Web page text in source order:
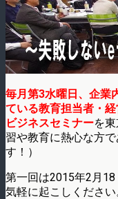
毎月第3水曜日、企業
ている教育担当者・
ビジネスセミナーを
習や教育に熱心な方
す！）
第一回は2015年2月
気軽に起こしください